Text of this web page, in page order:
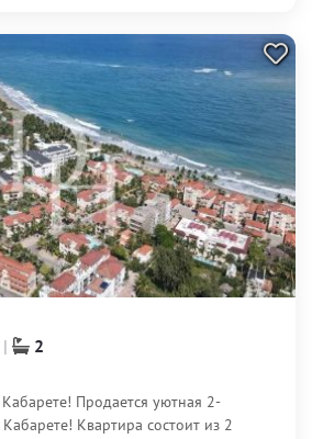
2
Продается уютная 2-
Квартира состоит из 2